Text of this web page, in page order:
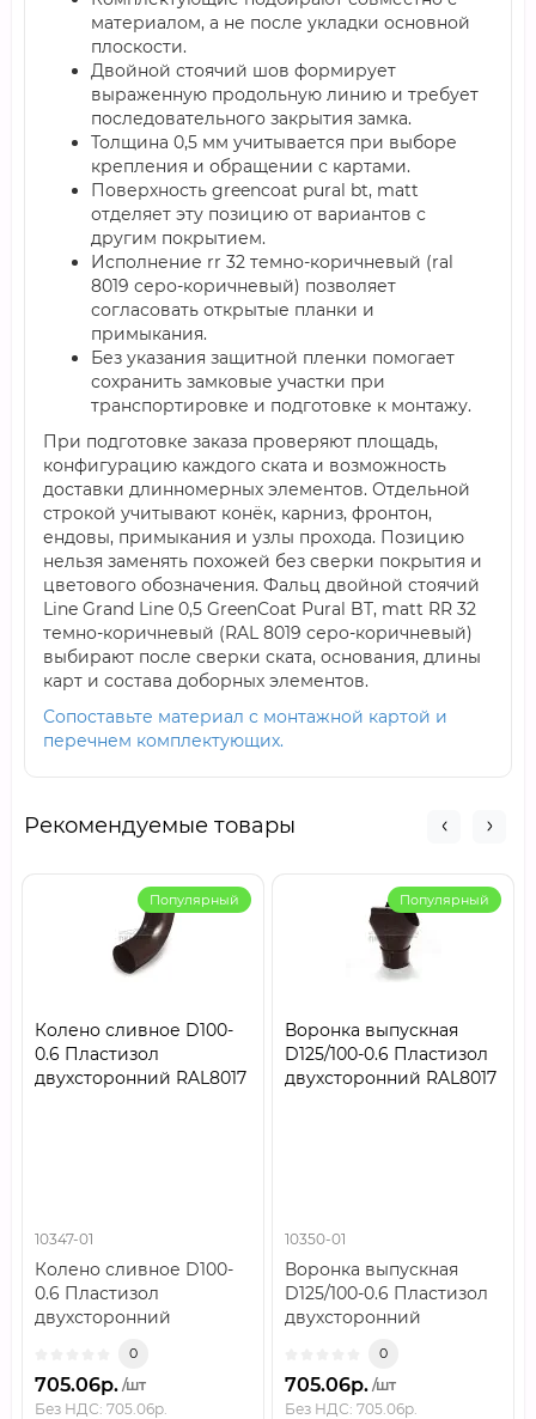
материалом, а не после укладки основной
плоскости.
Двойной стоячий шов формирует
выраженную продольную линию и требует
последовательного закрытия замка.
Толщина 0,5 мм учитывается при выборе
крепления и обращении с картами.
Поверхность greencoat pural bt, matt
отделяет эту позицию от вариантов с
другим покрытием.
Исполнение rr 32 темно-коричневый (ral
8019 серо-коричневый) позволяет
согласовать открытые планки и
примыкания.
Без указания защитной пленки помогает
сохранить замковые участки при
транспортировке и подготовке к монтажу.
При подготовке заказа проверяют площадь,
конфигурацию каждого ската и возможность
доставки длинномерных элементов. Отдельной
строкой учитывают конёк, карниз, фронтон,
ендовы, примыкания и узлы прохода. Позицию
нельзя заменять похожей без сверки покрытия и
цветового обозначения. Фальц двойной стоячий
Line Grand Line 0,5 GreenCoat Pural BT, matt RR 32
темно-коричневый (RAL 8019 серо-коричневый)
выбирают после сверки ската, основания, длины
карт и состава доборных элементов.
Сопоставьте материал с монтажной картой и
перечнем комплектующих.
Рекомендуемые товары
Популярный
Колено сливное D100-
0.6 Пластизол
двухсторонний RAL8017
10347-01
Колено сливное D100-
0.6 Пластизол
двухсторонний
0
705.06р. /шт
Без НДС: 705.06р.
Популярный
Воронка выпускная
D125/100-0.6 Пластизол
двухсторонний RAL8017
10350-01
Воронка выпускная
D125/100-0.6 Пластизол
двухсторонний
0
705.06р. /шт
Без НДС: 705.06р.